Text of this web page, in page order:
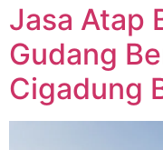
Jasa Atap
Gudang
Cigadung